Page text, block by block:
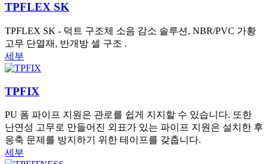
TPFLEX SK
TPFLEX SK - 덕트 구조체 소음 감소 솔루션, NBR/PVC 가황
고무 단열재, 반개방 셀 구조 .
세부
TPFIX
PU 폼 파이프 지원은 관로를 쉽게 지지할 수 있습니다. 또한
난연성 고무로 만들어진 외표가 있는 파이프 지원은 설치한 후
응축 문제를 방지하기 위한 테이프를 갖춥니다.
세부